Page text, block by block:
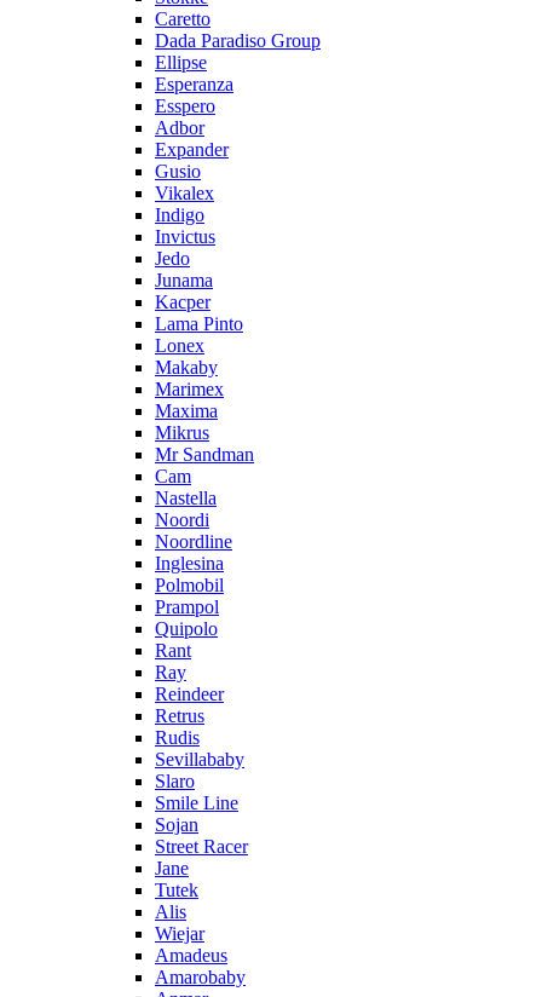
Caretto
Dada Paradiso Group
Ellipse
Esperanza
Esspero
Adbor
Expander
Gusio
Vikalex
Indigo
Invictus
Jedo
Junama
Kacper
Lama Pinto
Lonex
Makaby
Marimex
Maxima
Mikrus
Mr Sandman
Cam
Nastella
Noordi
Noordline
Inglesina
Polmobil
Prampol
Quipolo
Rant
Ray
Reindeer
Retrus
Rudis
Sevillababy
Slaro
Smile Line
Sojan
Street Racer
Jane
Tutek
Alis
Wiejar
Amadeus
Amarobaby